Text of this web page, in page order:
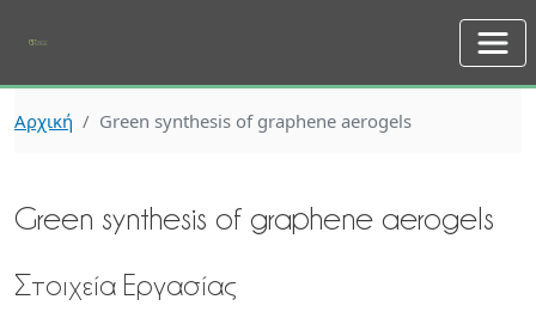
Αρχική Green synthesis of graphene aerogels
Green synthesis of graphene aerogels
Στοιχεία Εργασίας